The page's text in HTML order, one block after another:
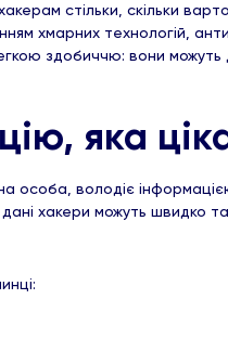
стільки, скільки
хмарних технологій,
здобиччю: вони
яка
особа, володіє
дані хакери можуть